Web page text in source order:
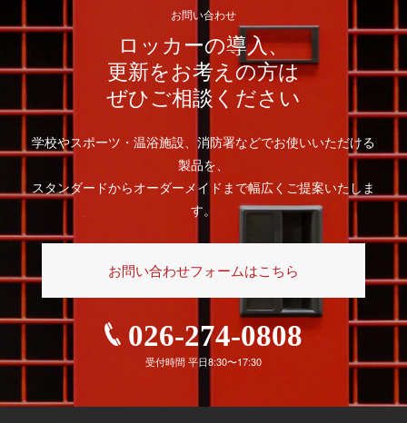
お問い合わせ
ロッカーの導入、
更新をお考えの方は
ぜひご相談ください
学校やスポーツ・温浴施設、消防署などでお使いいただける
製品を、
スタンダードからオーダーメイドまで幅広くご提案いたしま
す。
お問い合わせフォームはこちら
026-274-0808
受付時間 平日8:30〜17:30